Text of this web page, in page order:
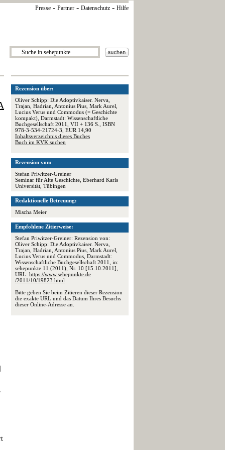
Presse - Partner - Datenschutz - Hilfe
Rezension über:
Oliver Schipp: Die Adoptivkaiser. Nerva,
Trajan, Hadrian, Antonius Pius, Mark Aurel,
Lucius Verus und Commodus (= Geschichte
kompakt), Darmstadt: Wissenschaftliche
Buchgesellschaft 2011, VII + 136 S., ISBN
978-3-534-21724-3, EUR 14,90
Inhaltsverzeichnis dieses Buches
Buch im KVK suchen
Rezension von:
Stefan Priwitzer-Greiner
Seminar für Alte Geschichte, Eberhard Karls
Universität, Tübingen
Redaktionelle Betreuung:
Mischa Meier
Empfohlene Zitierweise:
Stefan Priwitzer-Greiner: Rezension von:
Oliver Schipp: Die Adoptivkaiser. Nerva,
Trajan, Hadrian, Antonius Pius, Mark Aurel,
Lucius Verus und Commodus, Darmstadt:
Wissenschaftliche Buchgesellschaft 2011, in:
sehepunkte 11 (2011), Nr. 10 [15.10.2011],
URL: https://www.sehepunkte.de
/2011/10/19823.html
Bitte geben Sie beim Zitieren dieser Rezension
die exakte URL und das Datum Ihres Besuchs
dieser Online-Adresse an.